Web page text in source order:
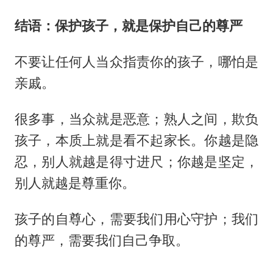
结语：保护孩子，就是保护自己的尊严
不要让任何人当众指责你的孩子，哪怕是
亲戚。
很多事，当众就是恶意；熟人之间，欺负
孩子，本质上就是看不起家长。你越是隐
忍，别人就越是得寸进尺；你越是坚定，
别人就越是尊重你。
孩子的自尊心，需要我们用心守护；我们
的尊严，需要我们自己争取。